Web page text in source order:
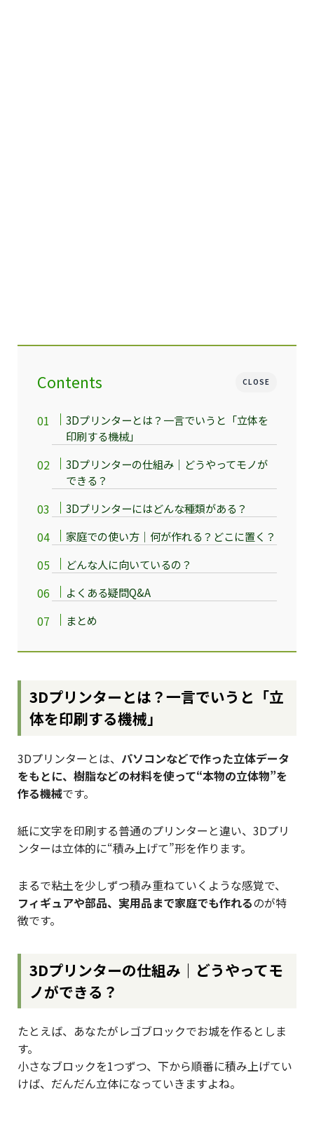
CLOSE
Contents
3Dプリンターとは？一言でいうと「立体を
印刷する機械」
3Dプリンターの仕組み｜どうやってモノが
できる？
3Dプリンターにはどんな種類がある？
家庭での使い方｜何が作れる？どこに置く？
どんな人に向いているの？
よくある疑問Q&A
まとめ
3Dプリンターとは？一言でいうと「立
体を印刷する機械」
3Dプリンターとは、 パソコンなどで作った立体データ
をもとに、樹脂などの材料を使って“本物の立体物”を
作る機械です。
紙に文字を印刷する普通のプリンターと違い、3Dプリ
ンターは立体的に“積み上げて”形を作ります。
まるで粘土を少しずつ積み重ねていくような感覚で、
フィギュアや部品、実用品まで家庭でも作れるのが特
徴です。
3Dプリンターの仕組み｜どうやってモ
ノができる？
たとえば、あなたがレゴブロックでお城を作るとしま
す。
小さなブロックを1つずつ、下から順番に積み上げてい
けば、だんだん立体になっていきますよね。